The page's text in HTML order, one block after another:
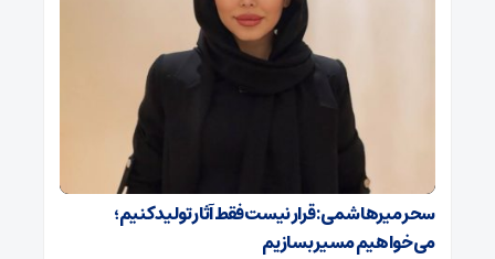
سحر میرهاشمی: قرار نیست فقط آثار تولید کنیم؛
می‌خواهیم مسیر بسازیم